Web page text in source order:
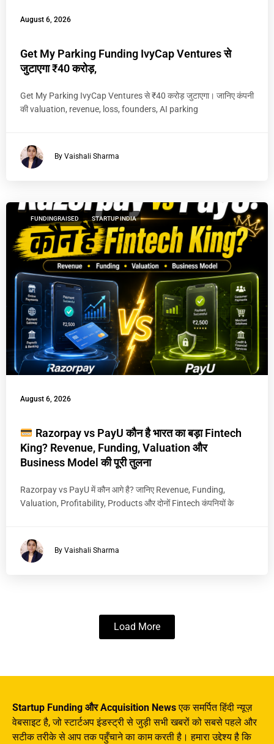
August 6, 2026
Get My Parking Funding IvyCap Ventures से
जुटाएगा ₹40 करोड़,
Get My Parking IvyCap Ventures से ₹40 करोड़ जुटाएगा। जानिए कंपनी
की valuation, revenue, loss, founders, AI parking
By Vaishali Sharma
FUNDINGRAISED STARTUP INDIA
August 6, 2026
Razorpay vs PayU कौन है भारत का बड़ा Fintech
King? Revenue, Funding, Valuation और
Business Model की पूरी तुलना
Razorpay vs PayU में कौन आगे है? जानिए Revenue, Funding,
Valuation, Profitability, Products और दोनों Fintech कंपनियों के
By Vaishali Sharma
Load More
Startup Funding और Acquisition Newsएक समर्पित हिंदी न्यूज़
वेबसाइट है, जो स्टार्टअप इंडस्ट्री से जुड़ी सभी खबरों को सबसे पहले और
सटीक तरीके से आप तक पहुँचाने का काम करती है। हमारा उद्देश्य है कि